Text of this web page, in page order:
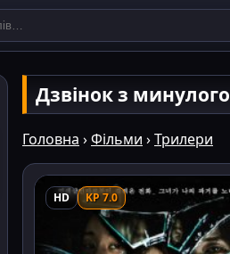
Дзвінок з минулого
Головна ›Фільми ›Трилери
HD KP 7.0